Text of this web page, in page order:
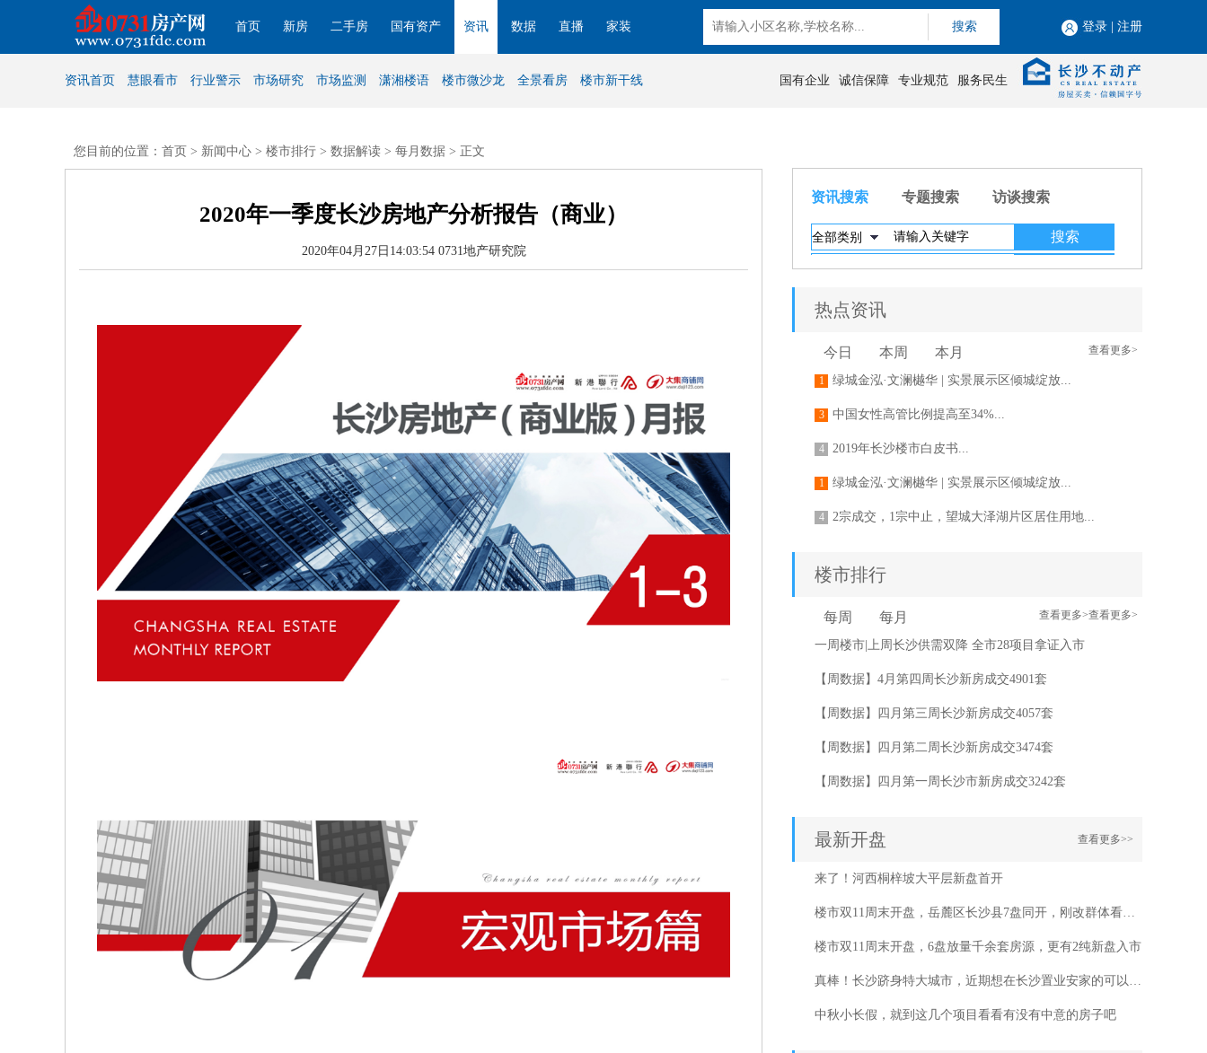
首页 新房 二手房 国有资产 资讯 数据 直播 家装 搜索 登录 注册
资讯首页 慧眼看市 行业警示 市场研究 市场监测 潇湘楼语 楼市微沙龙 全景看房 楼市新干线 国有企业 诚信保障 专业规范 服务民生
您目前的位置：首页 > 新闻中心 > 楼市排行 > 数据解读 > 每月数据 > 正文
2020年一季度长沙房地产分析报告（商业）
2020年04月27日14:03:54 0731地产研究院
资讯搜索 专题搜索 访谈搜索
热点资讯
查看更多>
今日 本周 本月
1 绿城金泓·文澜樾华 | 实景展示区倾城绽放...
3 中国女性高管比例提高至34%...
4 2019年长沙楼市白皮书...
1 绿城金泓·文澜樾华 | 实景展示区倾城绽放...
4 2宗成交，1宗中止，望城大泽湖片区居住用地...
1 绿城金泓·文澜樾华 | 实景展示区倾城绽放...
3 2宗成交，1宗中止，望城大泽湖片区居住用地...
5.71亿成交，远大路城市更新片区纯住宅用地...
楼市排行
查看更多>查看更多>
每周 每月
一周楼市|上周长沙供需双降 全市28项目拿证入市
【周数据】4月第四周长沙新房成交4901套
【周数据】四月第三周长沙新房成交4057套
【周数据】四月第二周长沙新房成交3474套
【周数据】四月第一周长沙市新房成交3242套
2020年4月份长沙房地产市场分析报告
2020年一季度长沙房地产分析报告（商业）
2020年一季度长沙房地产市场分析报告
2020年2月长沙市房地产市场分析报告
最新开盘 查看更多>>
来了！河西桐梓坡大平层新盘首开
楼市双11周末开盘，岳麓区长沙县7盘同开，刚改群体看过来！
楼市双11周末开盘，6盘放量千余套房源，更有2纯新盘入市
真棒！长沙跻身特大城市，近期想在长沙置业安家的可以看看这几个项目
中秋小长假，就到这几个项目看看有没有中意的房子吧